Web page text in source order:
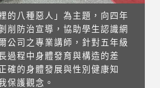
的八種惡人」為主題，向四年
削防治宣導，協助學生認識網
公司之專業講師，針對五年級
過程中身體發育與構造的差
確的身體發展與性別健康知
保護觀念。